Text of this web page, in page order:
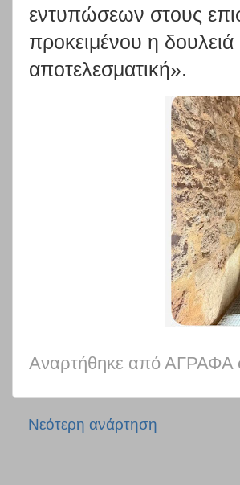
εντυπώσεων στους
προκειμένου η δουλειά
αποτελεσματική».
Αναρτήθηκε από ΑΓΡΑΦΑ
Νεότερη ανάρτηση